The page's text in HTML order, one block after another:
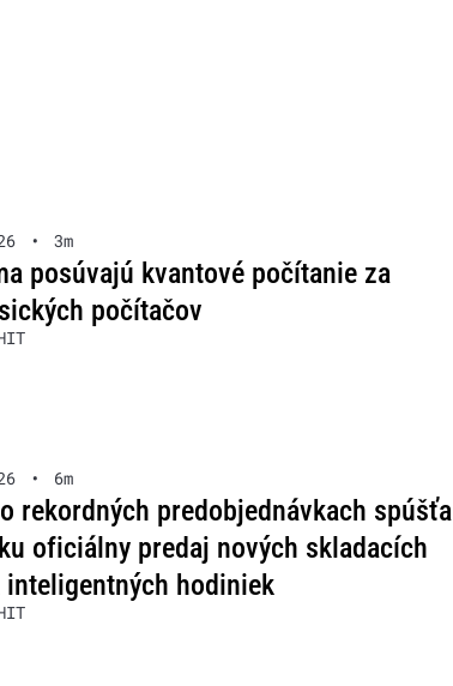
• 3m
posúvajú kvantové počítanie za
počítačov
• 6m
rekordných predobjednávkach spúšťa
oficiálny predaj nových skladacích
hodiniek